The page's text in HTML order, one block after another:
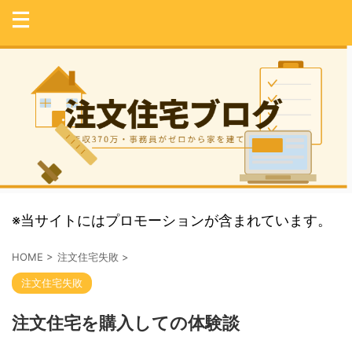
※当サイトにはプロモーションが含まれています。
HOME > 注文住宅失敗 >
注文住宅失敗
注文住宅を購入しての体験談